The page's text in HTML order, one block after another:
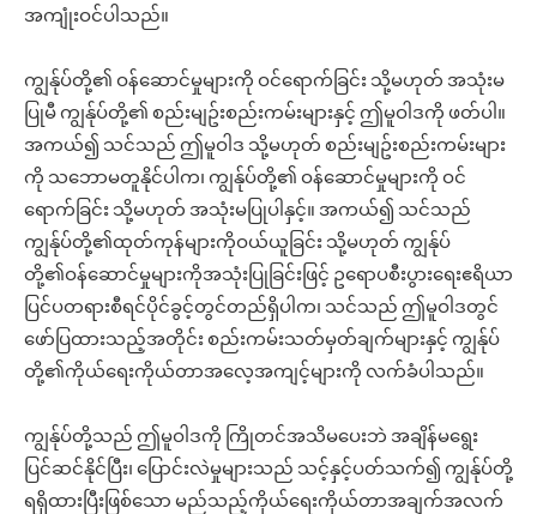
အကျုံးဝင်ပါသည်။
ကျွန်ုပ်တို့၏ ဝန်ဆောင်မှုများကို ဝင်ရောက်ခြင်း သို့မဟုတ် အသုံးမ
ပြုမီ ကျွန်ုပ်တို့၏ စည်းမျဥ်းစည်းကမ်းများနှင့် ဤမူဝါဒကို ဖတ်ပါ။
အကယ်၍ သင်သည် ဤမူဝါဒ သို့မဟုတ် စည်းမျဥ်းစည်းကမ်းများ
ကို သဘောမတူနိုင်ပါက၊ ကျွန်ုပ်တို့၏ ဝန်ဆောင်မှုများကို ဝင်
ရောက်ခြင်း သို့မဟုတ် အသုံးမပြုပါနှင့်။ အကယ်၍ သင်သည်
ကျွန်ုပ်တို့၏ထုတ်ကုန်များကိုဝယ်ယူခြင်း သို့မဟုတ် ကျွန်ုပ်
တို့၏ဝန်ဆောင်မှုများကိုအသုံးပြုခြင်းဖြင့် ဥရောပစီးပွားရေးဧရိယာ
ပြင်ပတရားစီရင်ပိုင်ခွင့်တွင်တည်ရှိပါက၊ သင်သည် ဤမူဝါဒတွင်
ဖော်ပြထားသည့်အတိုင်း စည်းကမ်းသတ်မှတ်ချက်များနှင့် ကျွန်ုပ်
တို့၏ကိုယ်ရေးကိုယ်တာအလေ့အကျင့်များကို လက်ခံပါသည်။
ကျွန်ုပ်တို့သည် ဤမူဝါဒကို ကြိုတင်အသိမပေးဘဲ အချိန်မရွေး
ပြင်ဆင်နိုင်ပြီး၊ ပြောင်းလဲမှုများသည် သင့်နှင့်ပတ်သက်၍ ကျွန်ုပ်တို့
ရရှိထားပြီးဖြစ်သော မည်သည့်ကိုယ်ရေးကိုယ်တာအချက်အလက်